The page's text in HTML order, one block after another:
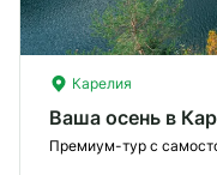
Карелия
Ваша осень в
Премиум-тур с